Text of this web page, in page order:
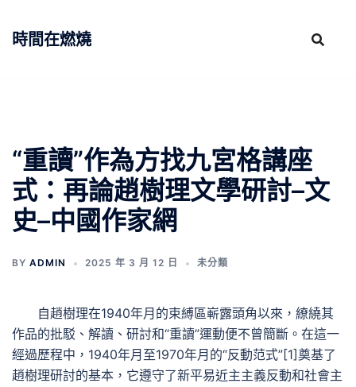
時間在燃燒
“重讀”作為方找九宮格講座
式：再論趙樹理文學研討–文
史–中國作家網
BY ADMIN 2025 年 3 月 12 日 未分類
自趙樹理在1940年月的束縛區嶄露頭角以來，繚繞其
作品的批駁、解讀、研討和“重讀”運動便不曾簡斷。在這一
經過歷程中，1940年月至1970年月的“反動范式”[1]奠基了
趙樹理研討的基本，它遵守了新平易近主主義反動和社會主